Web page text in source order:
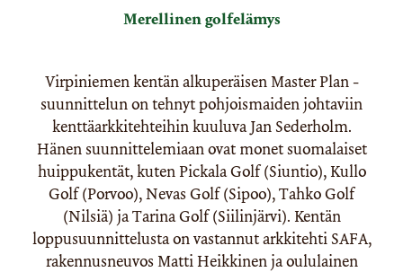
Merellinen golfelämys
Virpiniemen kentän alkuperäisen Master Plan -
suunnittelun on tehnyt pohjoismaiden johtaviin
kenttäarkkitehteihin kuuluva Jan Sederholm.
Hänen suunnittelemiaan ovat monet suomalaiset
huippukentät, kuten Pickala Golf (Siuntio), Kullo
Golf (Porvoo), Nevas Golf (Sipoo), Tahko Golf
(Nilsiä) ja Tarina Golf (Siilinjärvi). Kentän
loppusuunnittelusta on vastannut arkkitehti SAFA,
rakennusneuvos Matti Heikkinen ja oululainen